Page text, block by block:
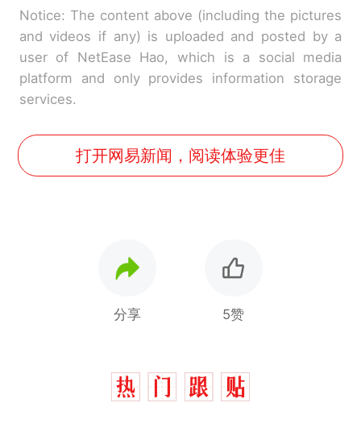
Notice: The content above (including the pictures
and videos if any) is uploaded and posted by a
user of NetEase Hao, which is a social media
platform and only provides information storage
services.
打开网易新闻，阅读体验更佳
分享 5赞